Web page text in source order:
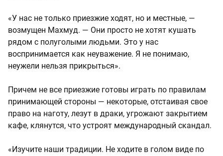
«У нас не только приезжие ходят, но и местные, —
возмущен Махмуд. — Они просто не хотят кушать
рядом с полуголыми людьми. Это у нас
воспринимается как неуважение. Я не понимаю,
неужели нельзя прикрыться».
Причем не все приезжие готовы играть по правилам
принимающей стороны — некоторые, отстаивая свое
право на наготу, лезут в драки, угрожают закрытием
кафе, клянутся, что устроят международный скандал.
«Изучите наши традиции. Не ходите в голом виде по